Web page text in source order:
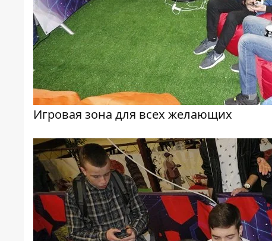
Игровая зона для всех желающих